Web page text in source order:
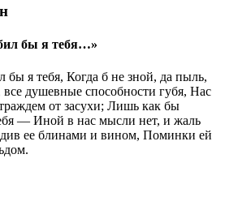
бы я тебя…»
бы я тебя, Когда б не зной, да пыль,
душевные способности губя, Нас
от засухи; Лишь как бы
— Иной в нас мысли нет, и жаль
ее блинами и вином, Поминки ей